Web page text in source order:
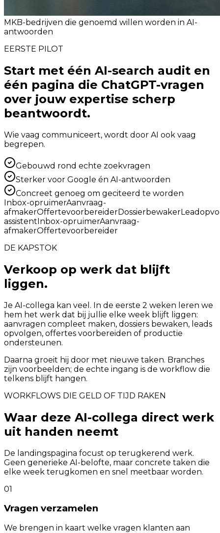
MKB-bedrijven die genoemd willen worden in AI-
antwoorden
EERSTE PILOT
Start met één AI-search audit en
één pagina die ChatGPT-vragen
over jouw expertise scherp
beantwoordt.
Wie vaag communiceert, wordt door AI ook vaag
begrepen.
Gebouwd rond echte zoekvragen
Sterker voor Google én AI-antwoorden
Concreet genoeg om geciteerd te worden
Inbox-opruimerAanvraag-
afmakerOffertevoorbereiderDossierbewaker
assistentInbox-opruimerAanvraag-
afmakerOffertevoorbereider
DE KAPSTOK
Verkoop op werk dat blijft
liggen.
Je AI-collega kan veel. In de eerste 2 weken leren we
hem het werk dat bij jullie elke week blijft liggen:
aanvragen compleet maken, dossiers bewaken, leads
opvolgen, offertes voorbereiden of productie
ondersteunen.
Daarna groeit hij door met nieuwe taken. Branches
zijn voorbeelden; de echte ingang is de workflow die
telkens blijft hangen.
WORKFLOWS DIE GELD OF TIJD RAKEN
Waar deze AI-collega direct werk
uit handen neemt
De landingspagina focust op terugkerend werk.
Geen generieke AI-belofte, maar concrete taken die
elke week terugkomen en snel meetbaar worden.
01
Vragen verzamelen
We brengen in kaart welke vragen klanten aan